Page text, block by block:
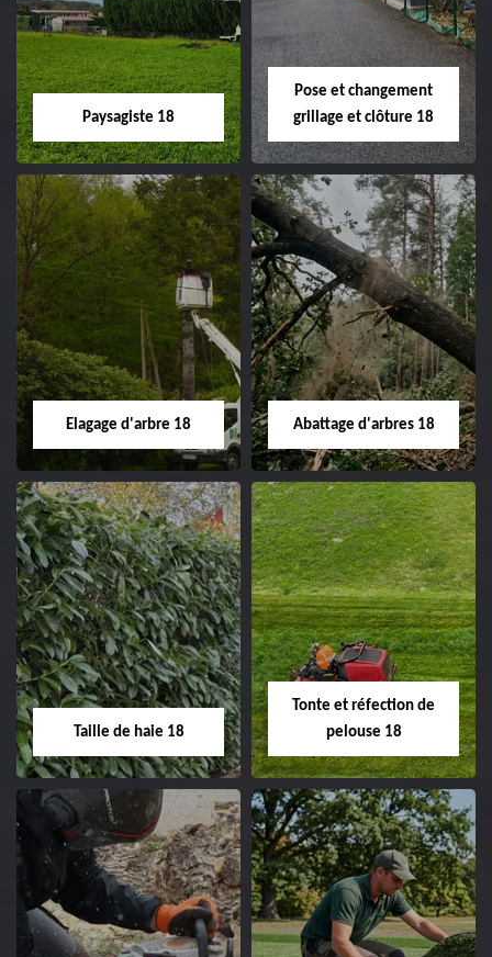
Paysagiste 18
Paysagiste 18
Artisan paysagiste 18
Cher tel: 02.52.56.49.40
Pose et changement
grillage et clôture 18
Pose et
changement
grillage et clôture
18
Spécialiste en pose et
changement grillage et
clôture 18 Cher tel:
02.52.56.49.40
Elagage d'arbre 18
Elagage d'arbre 18
Entreprise élagage
d'arbre 18 Cher tel:
02.52.56.49.40
Abattage d'arbres 18
Abattage d'arbres
18
Entreprise abattage
Taille de haie 18
Taille de haie 18
Entreprise taille de haie
Tonte et réfection de
pelouse 18
Tonte et réfection
de pelouse 18